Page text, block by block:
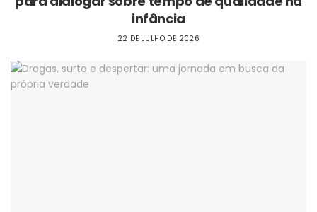
infância
22 DE JULHO DE 2026